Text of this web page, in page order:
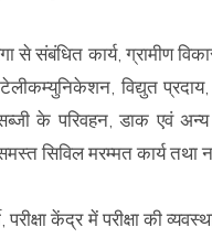
संबंधित कार्य, ग्रामीण
विद्युत
के परिवहन, डाक एवं अन्य
सिविल मरम्मत कार्य तथा
परीक्षा केंद्र में परीक्षा की